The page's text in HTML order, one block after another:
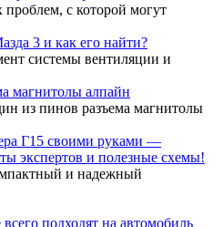
с которой могут
3 и как его найти?
системы вентиляции и
магнитолы алпайн
из пинов разъема магнитолы
Г15 своими руками —
экспертов и полезные схемы!
и надежный
подходят на автомобиль